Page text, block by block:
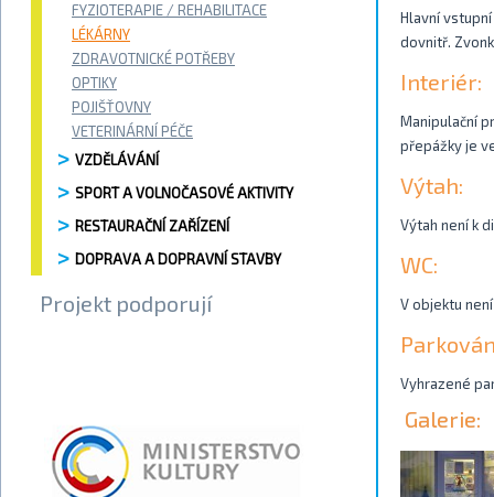
FYZIOTERAPIE / REHABILITACE
LÉKÁRNY
ZDRAVOTNICKÉ POTŘEBY
OPTIKY
POJIŠŤOVNY
VETERINÁRNÍ PÉČE
VZDĚLÁVÁNÍ
SPORT A VOLNOČASOVÉ AKTIVITY
RESTAURAČNÍ ZAŘÍZENÍ
DOPRAVA A DOPRAVNÍ STAVBY
Projekt podporují
Hlavní
dovnitř.
Interiér:
Manipulační
přepážky je
Výtah:
Výtah není k
WC:
V objektu
Vyhrazené
Galerie: